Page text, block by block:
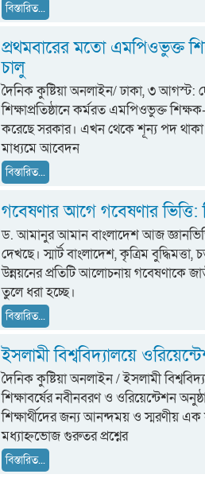
বিস্তারিত...
প্রথমবারের মতো এমপিওভুক্ত
চালু
দৈনিক কুষ্টিয়া অনলাইন/ ঢাকা, ৩ আগস্ট:
শিক্ষাপ্রতিষ্ঠানে কর্মরত এমপিওভুক্ত
করেছে সরকার। এখন থেকে শূন্য পদ
মাধ্যমে আবেদন
বিস্তারিত...
গবেষণার আগে গবেষণার ভিত্তি:
ড. আমানুর আমান বাংলাদেশ আজ
দেখছে। স্মার্ট বাংলাদেশ, কৃত্রিম
উন্নয়নের প্রতিটি আলোচনায় গবেষণাকে
তুলে ধরা হচ্ছে।
বিস্তারিত...
ইসলামী বিশ্ববিদ্যালয়ে
দৈনিক কুষ্টিয়া অনলাইন / ইসলামী
শিক্ষাবর্ষের নবীনবরণ ও ওরিয়েন্টেশন
শিক্ষার্থীদের জন্য আনন্দময় ও স্মরণীয়
মধ্যাহ্নভোজ গুরুতর প্রশ্নের
বিস্তারিত...